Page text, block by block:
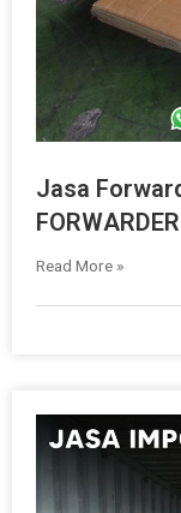
Jasa
Read More »